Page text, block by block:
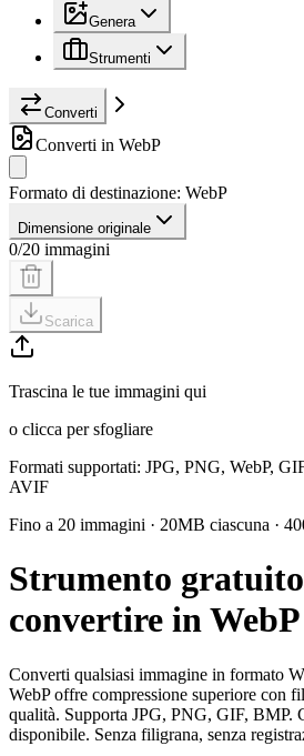
Genera
Strumenti
Converti
Converti in WebP
Formato di destinazione: WebP
Dimensione originale
0/20 immagini
Scarica
Trascina le tue immagini qui
o clicca per sfogliare
Formati supportati: JPG, PNG, WebP,
AVIF
Fino a 20 immagini · 20MB ciascuna ·
Strumento
convertire in WebP
Converti qualsiasi immagine in formato
WebP offre compressione superiore con
qualità. Supporta JPG, PNG, GIF, BMP.
disponibile. Senza filigrana, senza